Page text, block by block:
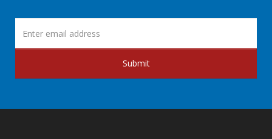
Submit